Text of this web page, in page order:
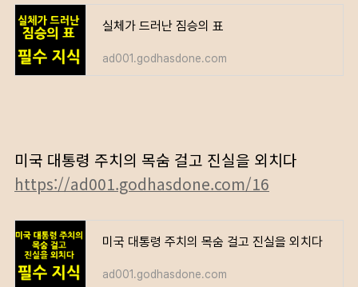
실체가 드러난 짐승의 표
ad001.godhasdone.com
미국 대통령 주치의 목숨 걸고 진실을 외치다
https://ad001.godhasdone.com/16
미국 대통령 주치의 목숨 걸고 진실을 외치다
ad001.godhasdone.com